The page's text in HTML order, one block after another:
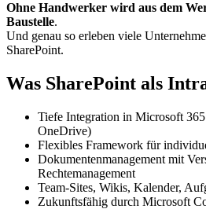
Ohne Handwerker wird aus dem
Baustelle.
Und genau so erleben viele
SharePoint.
Was SharePoint als
Tiefe Integration in Microsoft
OneDrive)
Flexibles Framework für
Dokumentenmanagement mit
Rechtemanagement
Team-Sites, Wikis, Kalender,
Zukunftsfähig durch Microsoft